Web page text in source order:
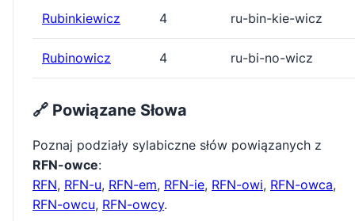
Rubinkiewicz 4 ru-bin-kie-wicz
Rubinowicz 4 ru-bi-no-wicz
🔗 Powiązane Słowa
Poznaj podziały sylabiczne słów powiązanych z
RFN-owce:
RFN, RFN-u, RFN-em, RFN-ie, RFN-owi, RFN-owca,
RFN-owcu, RFN-owcy.